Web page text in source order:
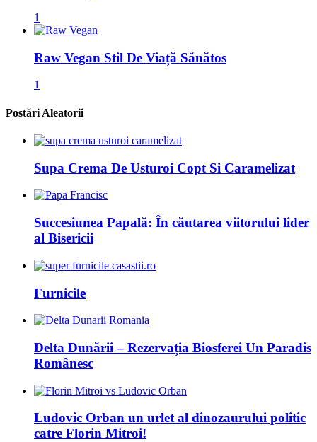
1
Raw Vegan Stil De Viață Sănătos
1
Postări Aleatorii
Supa Crema De Usturoi Copt Si Caramelizat
Succesiunea Papală: În căutarea viitorului lider
al Bisericii
Furnicile
Delta Dunării – Rezervația Biosferei Un Paradis
Românesc
Ludovic Orban un urlet al dinozaurului politic
catre Florin Mitroi!